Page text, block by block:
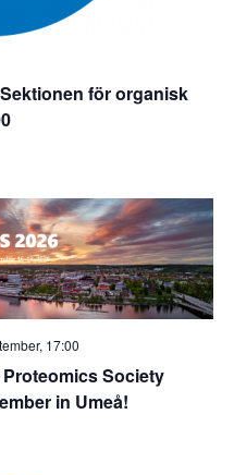
för organisk
Society
in Umeå!
17:00